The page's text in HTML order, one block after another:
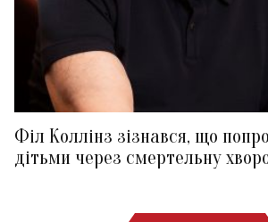
Філ Коллінз зізнався, що
дітьми через смертельну